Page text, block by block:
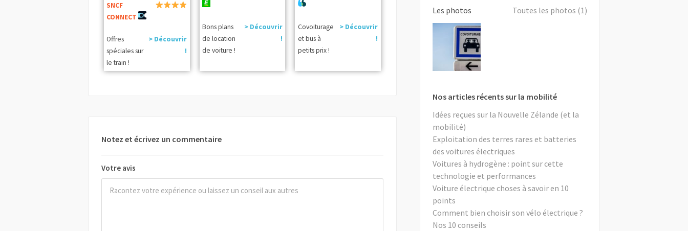
SNCF
CONNECT
Offres
spéciales sur
le train !
> Découvrir
!
Bons plans
de location
de voiture !
> Découvrir
!
Covoiturage
et bus à
petits prix !
> Découvrir
!
Notez et écrivez un commentaire
Votre avis
Les photos Toutes les photos (1)
Nos articles récents sur la mobilité
Idées reçues sur la Nouvelle Zélande (et la
mobilité)
Exploitation des terres rares et batteries
des voitures électriques
Voitures à hydrogène : point sur cette
technologie et performances
Voiture électrique choses à savoir en 10
points
Comment bien choisir son vélo électrique ?
Nos 10 conseils